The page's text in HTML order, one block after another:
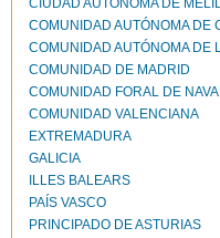
CIUDAD AUTONOMA DE
COMUNIDAD AUTÓNOMA DE
COMUNIDAD AUTÓNOMA DE
COMUNIDAD DE MADRID
COMUNIDAD FORAL DE
COMUNIDAD VALENCIANA
EXTREMADURA
GALICIA
ILLES BALEARS
PAÍS VASCO
PRINCIPADO DE ASTURIAS